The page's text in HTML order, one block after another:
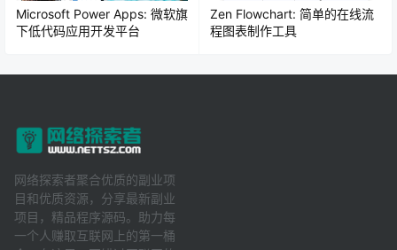
Microsoft Power Apps: 微软旗
下低代码应用开发平台
Zen Flowchart: 简单的在线流
程图表制作工具
网络探索者聚合优质的副业项
目和优质资源，分享最新副业
项目，精品程序源码。助力每
一个人赚取互联网上的第一桶